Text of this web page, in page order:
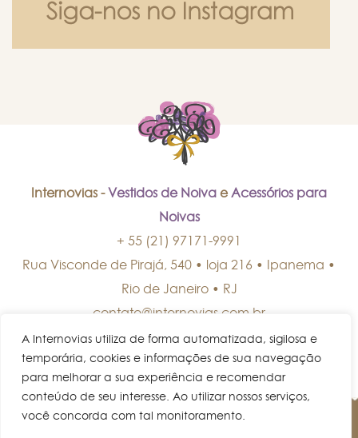
A Internovias utiliza de forma automatizada, sigilosa e
temporária, cookies e informações de sua navegação
para melhorar a sua experiência e recomendar
conteúdo de seu interesse. Ao utilizar nossos serviços,
você concorda com tal monitoramento.
Internovias - Vestidos de Noiva eAcessórios para
Noivas
+ 55 (21) 97171-9991
Rua Visconde de Pirajá, 540 • loja 216 • Ipanema •
Rio de Janeiro• RJ
contato@internovias.com.br